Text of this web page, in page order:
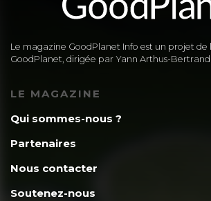
Le magazine GoodPlanet Info est un projet de
GoodPlanet, dirigée par Yann Arthus-Bertrand
LE MAGAZINE
Qui sommes-nous ?
Partenaires
Nous contacter
Soutenez-nous